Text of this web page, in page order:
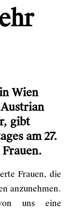
Wien
gibt
am 27.
Frauen, die
anzunehmen.
uns eine